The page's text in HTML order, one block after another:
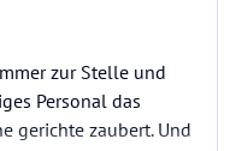
zur Stelle und
Personal das
gerichte zaubert. Und